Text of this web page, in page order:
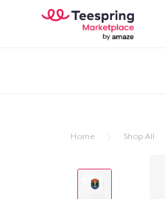
Home Shop All